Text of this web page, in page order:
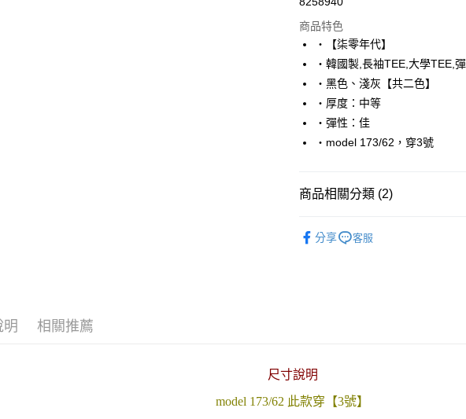
LINE Pay
Apple Pay
街口支付
悠遊付
AFTEE先享後付
相關說明
AFTEE先享後付是「在收到商品之後
便利好安心！
３．收到繳費通知簡訊後14天內，點
※ 請注意：結帳手續完成當下不需立
ATM付款
每筆NT$80，滿NT$1,800(含以上)
7-11付款取貨
商品特色
‧【柒零年代】
‧韓國製,長袖TEE,大學TEE,
‧黑色、淺灰【共二色】
‧厚度：中等
‧彈性：佳
‧model 173/62，穿3號
商品相關分類 (2)
分享 客服
明 相關推薦
尺寸說明
model 173/62 此款穿【3號】